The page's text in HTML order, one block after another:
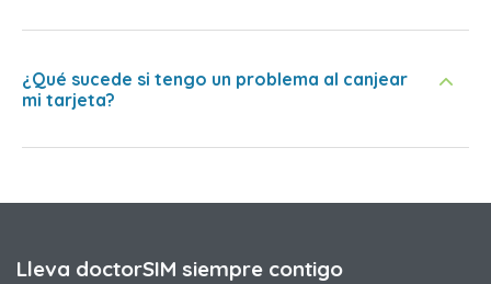
¿Qué sucede si tengo un problema al canjear
mi tarjeta?
Lleva doctorSIM siempre contigo